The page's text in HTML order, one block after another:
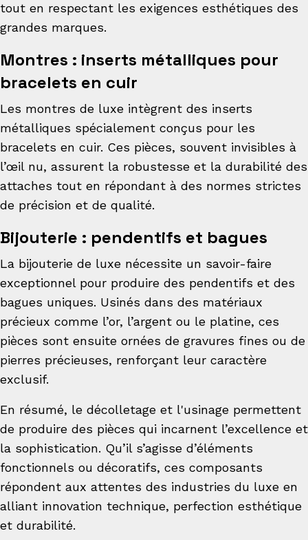
tout en respectant les exigences esthétiques des
grandes marques.
Montres : inserts métalliques pour
bracelets en cuir
Les montres de luxe intègrent des inserts
métalliques spécialement conçus pour les
bracelets en cuir. Ces pièces, souvent invisibles à
l’œil nu, assurent la robustesse et la durabilité des
attaches tout en répondant à des normes strictes
de précision et de qualité.
Bijouterie : pendentifs et bagues
La bijouterie de luxe nécessite un savoir-faire
exceptionnel pour produire des pendentifs et des
bagues uniques. Usinés dans des matériaux
précieux comme l’or, l’argent ou le platine, ces
pièces sont ensuite ornées de gravures fines ou de
pierres précieuses, renforçant leur caractère
exclusif.
En résumé, le décolletage et l'usinage permettent
de produire des pièces qui incarnent l’excellence et
la sophistication. Qu’il s’agisse d’éléments
fonctionnels ou décoratifs, ces composants
répondent aux attentes des industries du luxe en
alliant innovation technique, perfection esthétique
et durabilité.